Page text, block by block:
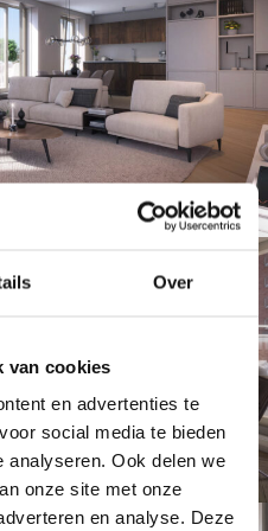
Over
van cookies
en advertenties te
social media te bieden
analyseren. Ook delen we
onze site met onze
en analyse. Deze